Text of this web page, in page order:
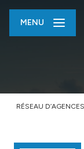
MENU
RÉSEAU